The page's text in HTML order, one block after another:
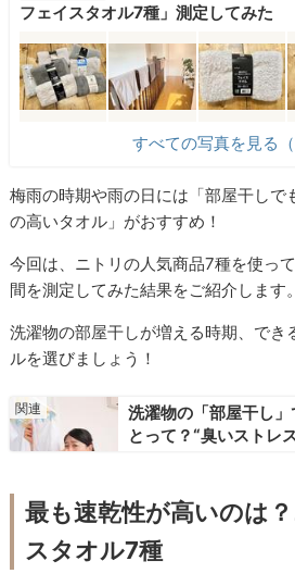
フェイスタオル7種」測定してみた
すべての写真を見る（
梅雨の時期や雨の日には「部屋干しで
の高いタオル」がおすすめ！
今回は、ニトリの人気商品7種を使っ
間を測定してみた結果をご紹介します。
洗濯物の部屋干しが増える時期、でき
ルを選びましょう！
洗濯物の「部屋干し
とって？“臭いストレ
最も速乾性が高いのは
スタオル7種